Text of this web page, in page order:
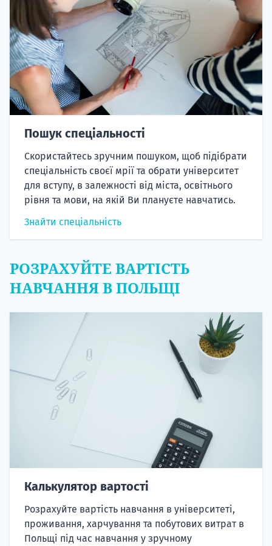
Пошук спеціальності
Скористайтесь зручним пошуком, щоб підібрати
спеціальність своєї мрії та обрати університет
для вступу, в залежності від міста, освітнього
рівня та мови, на якій Ви плануєте навчатись.
Знайти спеціальність
РОЗРАХУЙТЕ ВАРТІСТЬ
НАВЧАННЯ В ПОЛЬЩІ
Калькулятор вартості
Розрахуйте вартість навчання в університеті,
проживання, харчування та побутових витрат в
Польщі під час навчання у зручному